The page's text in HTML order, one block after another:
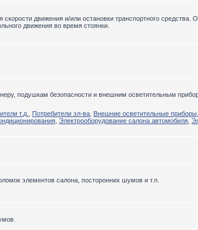
движения и/или остановки транспортного средства.
движения во время стоянки.
подушкам безопасности и внешним осветительным
т.д. Потребители эл-ва Внешние осветительные приборы
Электрооборудование салона автомобиля
элементов салона, посторонних шумов и т.п.